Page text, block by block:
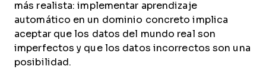
más realista: implementar aprendizaje
automático en un dominio concreto implica
aceptar que los datos del mundo real son
imperfectos y que los datos incorrectos son una
posibilidad.